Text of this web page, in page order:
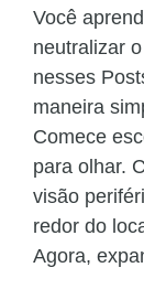
Você
neutralizar
nesses
maneira
Comece
para olhar.
visão
redor do
Agora,